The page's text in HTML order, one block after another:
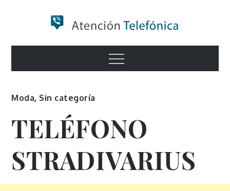
Numero de
Información
Menu
Moda, Sin categoría
TELÉFONO
STRADIVARIUS